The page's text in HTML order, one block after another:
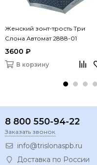
Женский зонт-трость Три
Слона Автомат 2888-01
3600 ₽
В корзину
8 800 550-94-22
Заказать звонок
info@trislonaspb.ru
Доставка по России